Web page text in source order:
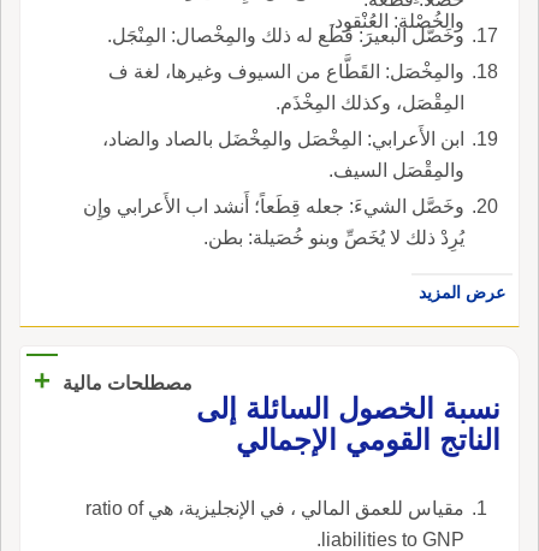
والخُصْلة: العُنْقود.
وخَصَّل البعيرَ: قَطَع له ذلك والمِخْصال: المِنْجَل.
والمِخْصَل: القَطَّاع من السيوف وغيرها، لغة ف
المِقْصَل، وكذلك المِخْذَم.
ابن الأَعرابي: المِخْصَل والمِخْضَل بالصاد والضاد،
والمِقْصَل السيف.
وخَصَّل الشيءَ: جعله قِطَعاً؛ أَنشد اب الأَعرابي وإِن
يُرِدْ ذلك لا يُخَصِّ وبنو خُصَيلة: بطن.
عرض المزيد
مصطلحات مالية
+
نسبة الخصول السائلة إلى
الناتج القومي الإجمالي
مقياس للعمق المالي ، في الإنجليزية، هي ratio of
liabilities to GNP.